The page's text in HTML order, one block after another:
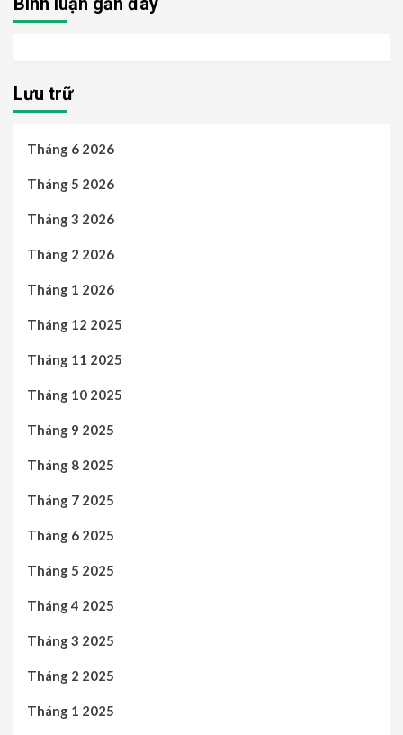
Lưu trữ
Tháng 6 2026
Tháng 5 2026
Tháng 3 2026
Tháng 2 2026
Tháng 1 2026
Tháng 12 2025
Tháng 11 2025
Tháng 10 2025
Tháng 9 2025
Tháng 8 2025
Tháng 7 2025
Tháng 6 2025
Tháng 5 2025
Tháng 4 2025
Tháng 3 2025
Tháng 2 2025
Tháng 1 2025